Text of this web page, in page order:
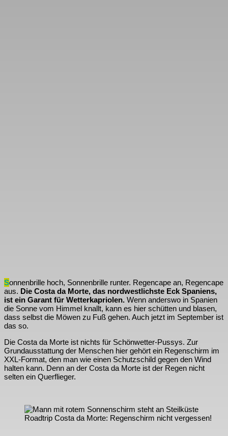
Sonnenbrille hoch, Sonnenbrille runter. Regencape an, Regencape
aus. Die Costa da Morte, das nordwestlichste Eck Spaniens,
ist ein Garant für Wetterkapriolen. Wenn anderswo in Spanien
die Sonne vom Himmel knallt, kann es hier schütten und blasen,
dass selbst die Möwen zu Fuß gehen. Auch jetzt im September ist
das so.
Die Costa da Morte ist nichts für Schönwetter-Pussys. Zur
Grundausstattung der Menschen hier gehört ein Regenschirm im
XXL-Format, den man wie einen Schutzschild gegen den Wind
halten kann. Denn an der Costa da Morte ist der Regen nicht
selten ein Querflieger.
Roadtrip Costa da Morte: Regenschirm nicht vergessen!